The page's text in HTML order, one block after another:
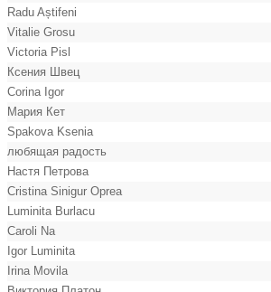
Radu Aștifeni
Vitalie Grosu
Victoria Pisl
Ксения Швец
Corina Igor
Мария Кет
Spakova Ksenia
любящая радость
Настя Петрова
Cristina Sinigur Oprea
Luminita Burlacu
Caroli Na
Igor Luminita
Irina Movila